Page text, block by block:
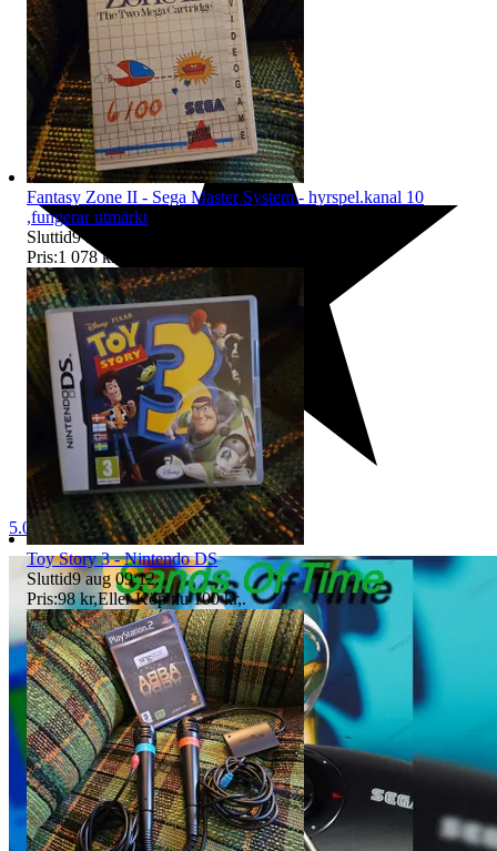
5.0
Fantasy Zone II - Sega Master System - hyrspel.kanal 10
,fungerar utmärkt
Sluttid9 aug 09:12
Pris:1 078 kr
Toy Story 3 - Nintendo DS
Sluttid9 aug 09:12.
Pris:98 kr,Eller Köp nu 100 kr,.